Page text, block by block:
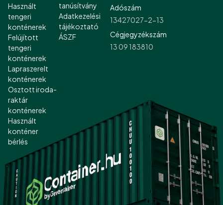
Használt
tengeri
konténerek
Felújított
tengeri
konténerek
Lapraszerelt
konténerek
Osztott iroda-
raktár
konténerek
Használt
konténer
bérlés
tanúsítvány
Adatkezelési
tájékoztató
ÁSZF
Adószám
13427027-2-13
Cégjegyzékszám
13 09 183810